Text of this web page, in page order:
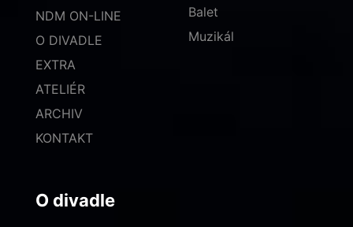
NDM ON-LINE
O DIVADLE
EXTRA
ATELIÉR
ARCHIV
KONTAKT
Balet
Muzikál
O divadle